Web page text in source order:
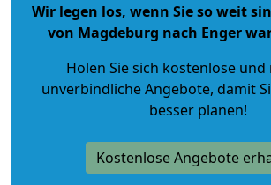
Wir legen los, wenn Sie so weit
von Magdeburg nach Enger
Holen Sie sich kostenlose
unverbindliche Angebote, damit
besser planen!
Kostenlose Angebote